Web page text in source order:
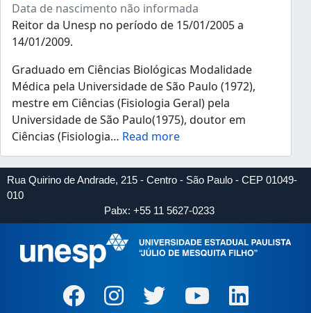
Data de nascimento não informada
Reitor da Unesp no período de 15/01/2005 a
14/01/2009.
Graduado em Ciências Biológicas Modalidade
Médica pela Universidade de São Paulo (1972),
mestre em Ciências (Fisiologia Geral) pela
Universidade de São Paulo(1975), doutor em
Ciências (Fisiologia… Read more
Rua Quirino de Andrade, 215 - Centro - São Paulo - CEP 01049-
010
Pabx: +55 11 5627-0233